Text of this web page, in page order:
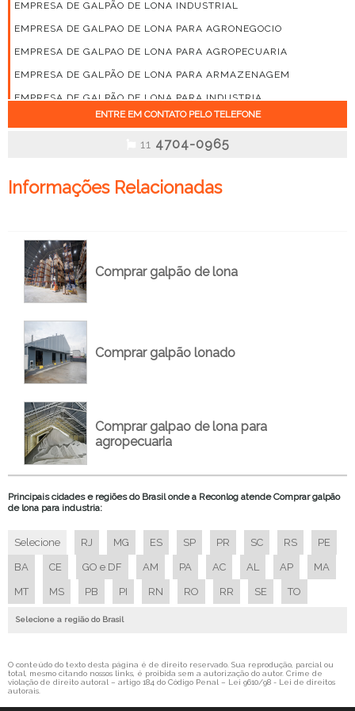
EMPRESA DE GALPÃO DE LONA INDUSTRIAL
EMPRESA DE GALPAO DE LONA PARA AGRONEGOCIO
EMPRESA DE GALPAO DE LONA PARA AGROPECUARIA
EMPRESA DE GALPÃO DE LONA PARA ARMAZENAGEM
EMPRESA DE GALPÃO DE LONA PARA INDUSTRIA
EMPRESA DE GALPÃO LONA
EMPRESA DE GALPÃO LONA PREÇO
EMPRESA DE GALPÃO LONADO INDUSTRIAL
EMPRESA DE GALPÃO LONADO PREÇO
EMPRESA DE GALPÕES LONADOS PARA LOGISTICA E
ARMAZENAGEM
EMPRESA DE MONTAGEM DE GALPÃO LONADO
FORNECEDOR DE GALPÃO LONA
GALPÃO ARMAZENAGEM SOJA
GALPÃO DE LONA
GALPAO DE LONA A VENDA
GALPAO DE LONA AGRICOLA
GALPAO DE LONA AGRICOLA A VENDA
GALPAO DE LONA AGRICOLA COMPRAR
GALPAO DE LONA AGRICOLA PREÇO
GALPÃO DE LONA AGRICOLA VALOR
GALPÃO DE LONA INDUSTRIAL
GALPÃO DE LONA INDUSTRIAL EMPRESA
GALPAO DE LONA PARA AGRONEGOCIO
GALPAO DE LONA PARA AGRONEGOCIO PREÇO
GALPAO DE LONA PARA AGROPECUARIA
ENTRE EM CONTATO PELO TELEFONE
11 4704-0965
Informações Relacionadas
Comprar galpão de lona
Comprar galpão lonado
Comprar galpao de lona para
agropecuaria
Principais cidades e regiões do Brasil onde a Reconlog atende Comprar galpão
de lona para industria:
Selecione RJ MG ES SP PR SC RS PE
BA CE GO e DF AM PA AC AL AP MA
MT MS PB PI RN RO RR SE TO
Selecione a região do Brasil
O conteúdo do texto desta página é de direito reservado. Sua reprodução, parcial ou
total, mesmo citando nossos links, é proibida sem a autorização do autor. Crime de
violação de direito autoral – artigo 184 do Código Penal – Lei 9610/98 - Lei de direitos
autorais